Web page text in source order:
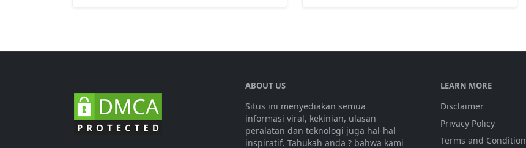
ABOUT US
Situs ini menyediakan semua
informasi viral, kekinian, ulasan
peralatan dan teknologi juga hal-hal
inspiratif. Tahukah anda ? bahwa kami
LEARN MORE
Disclaimer
Privacy Policy
Terms and Condition